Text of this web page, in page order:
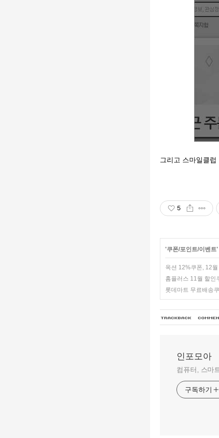
그리고 스마일클
5
'쿠폰/포인트/이벤트'
옥션 12%쿠폰, 12
홈플러스 11월 할인
롯데마트 무료배송
인포모아
컴퓨터, 스마
구독하기